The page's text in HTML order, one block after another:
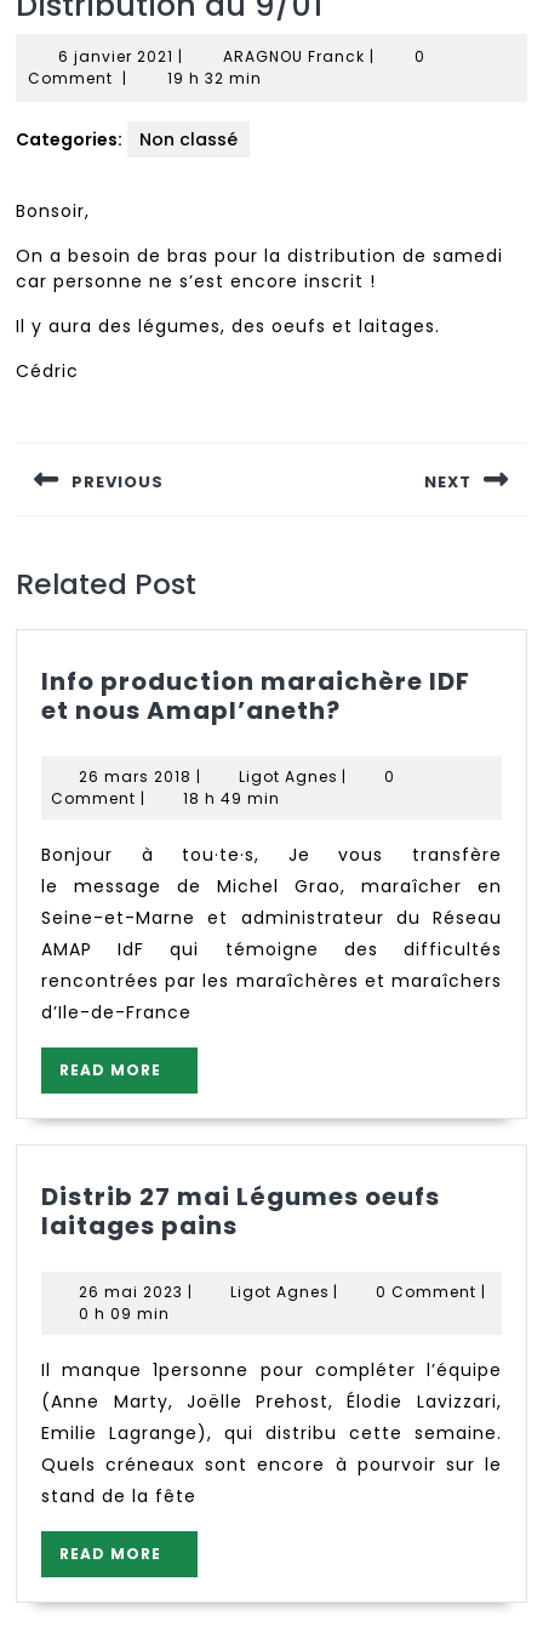
6 janvier 2021 6
janvier
| ARAGNOU Franck ARAGNOU
|
0
Comment | 19 h 32 min
Categories: Non classé
Bonsoir,
On a besoin de bras pour la distribution de samedi
car personne ne s’est encore inscrit !
Il y aura des légumes, des oeufs et laitages.
Cédric
l’article
PREVIOUS NEXT
Related Post
Info production maraichère IDF
et nous Amapl’aneth?
maraichère
nous
Amapl’aneth?
26 mars 2018 26
mars
| Ligot Agnes Ligot
|
0
Comment | 18 h 49 min
Bonjour à tou·te·s, Je vous transfère
le message de Michel Grao, maraîcher en
Seine-et-Marne et administrateur du Réseau
AMAP IdF qui témoigne des difficultés
rencontrées par les maraîchères et maraîchers
d’Ile-de-France
READ MORE
MORE
Distrib 27 mai Légumes oeufs
laitages pains
mai
Légumes
laitages
pains
26 mai 2023 26
| Ligot Agnes Ligot
| 0 Comment |
0 h 09 min
Il manque 1personne pour compléter l’équipe
(Anne Marty, Joëlle Prehost, Élodie Lavizzari,
Emilie Lagrange), qui distribu cette semaine.
Quels créneaux sont encore à pourvoir sur le
stand de la fête
READ MORE
MORE